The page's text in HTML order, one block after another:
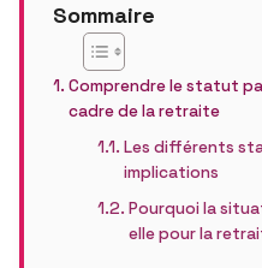
Sommaire
Comprendre le statut
cadre de la retraite
Les différents
implications
Pourquoi la
elle pour la